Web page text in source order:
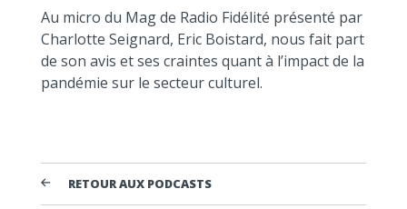
Au micro du Mag de Radio Fidélité présenté par
Charlotte Seignard, Eric Boistard, nous fait part
de son avis et ses craintes quant à l’impact de la
pandémie sur le secteur culturel.
RETOUR AUX PODCASTS